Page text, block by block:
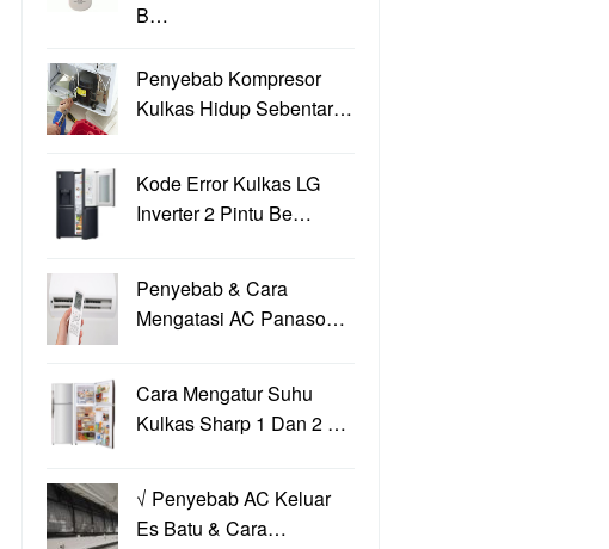
B…
Penyebab Kompresor
Kulkas Hidup Sebentar…
Kode Error Kulkas LG
Inverter 2 Pintu Be…
Penyebab & Cara
Mengatasi AC Panaso…
Cara Mengatur Suhu
Kulkas Sharp 1 Dan 2 …
√ Penyebab AC Keluar
Es Batu & Cara…